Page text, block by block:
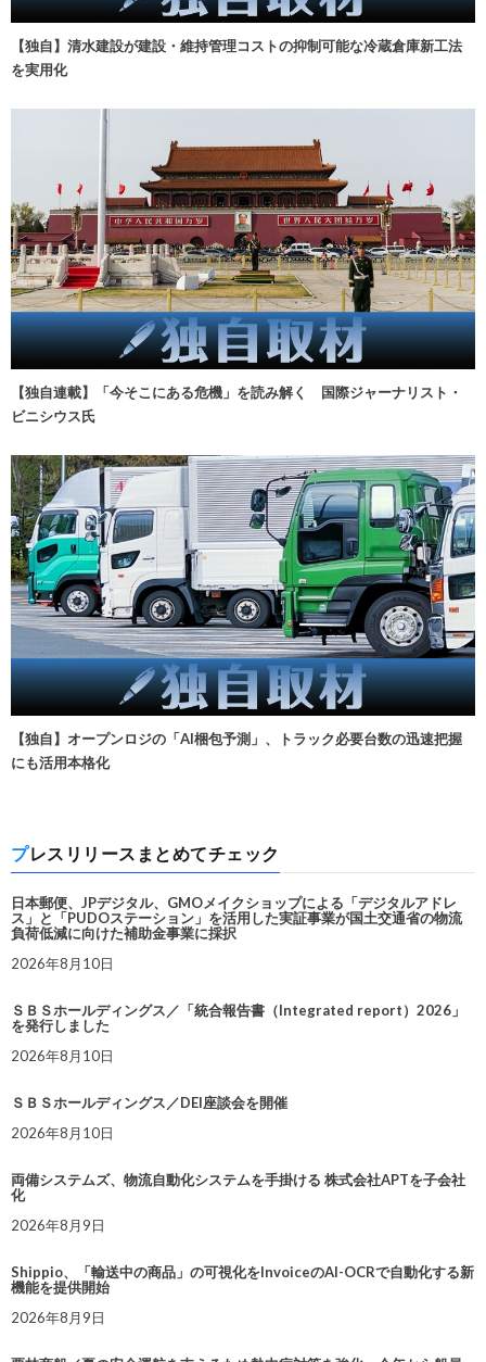
【独自】清水建設が建設・維持管理コストの抑制可能な冷蔵倉庫新工法
を実用化
【独自連載】「今そこにある危機」を読み解く 国際ジャーナリスト・
ビニシウス氏
【独自】オープンロジの「AI梱包予測」、トラック必要台数の迅速把握
にも活用本格化
プレスリリースまとめてチェック
日本郵便、JPデジタル、GMOメイクショップによる「デジタルアドレ
ス」と「PUDOステーション」を活用した実証事業が国土交通省の物流
負荷低減に向けた補助金事業に採択
2026年8月10日
ＳＢＳホールディングス／「統合報告書（Integrated report）2026」
を発行しました
2026年8月10日
ＳＢＳホールディングス／DEI座談会を開催
2026年8月10日
両備システムズ、物流自動化システムを手掛ける 株式会社APTを子会社
化
2026年8月9日
Shippio、「輸送中の商品」の可視化をInvoiceのAI-OCRで自動化する新
機能を提供開始
2026年8月9日